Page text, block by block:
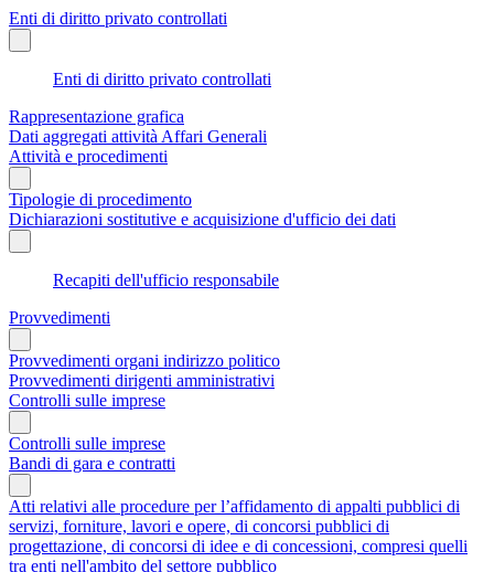
Enti di diritto privato controllati
Enti di diritto privato controllati
Rappresentazione grafica
Dati aggregati attività Affari Generali
Attività e procedimenti
Tipologie di procedimento
Dichiarazioni sostitutive e acquisizione d'ufficio dei dati
Recapiti dell'ufficio responsabile
Provvedimenti
Provvedimenti organi indirizzo politico
Provvedimenti dirigenti amministrativi
Controlli sulle imprese
Controlli sulle imprese
Bandi di gara e contratti
Atti relativi alle procedure per l’affidamento di appalti pubblici di
servizi, forniture, lavori e opere, di concorsi pubblici di
progettazione, di concorsi di idee e di concessioni, compresi quelli
tra enti nell'ambito del settore pubblico